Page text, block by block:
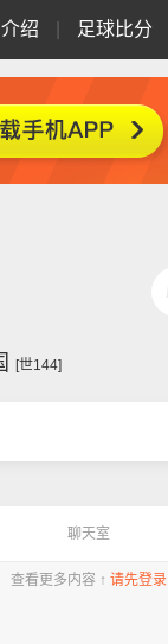
绍 足球比分
[世144]
聊天室
查看更多内容 ↑ 请先登录